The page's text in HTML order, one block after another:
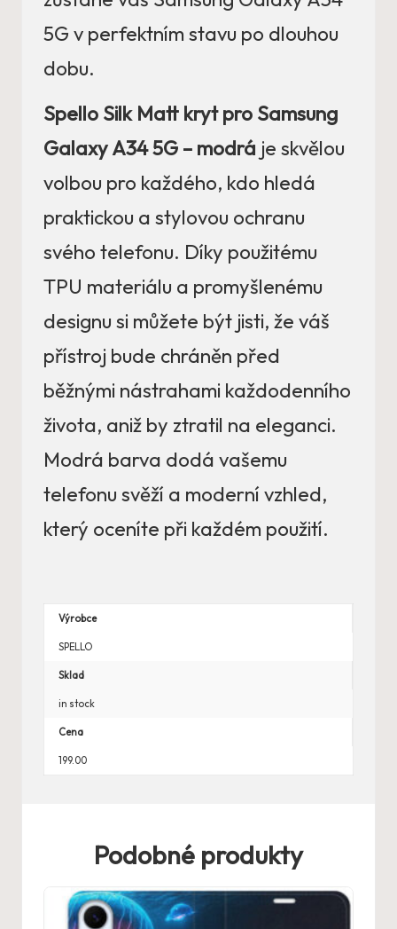
5G v perfektním stavu po dlouhou
dobu.
Spello Silk Matt kryt pro Samsung
Galaxy A34 5G – modrá je skvělou
volbou pro každého, kdo hledá
praktickou a stylovou ochranu
svého telefonu. Díky použitému
TPU materiálu a promyšlenému
designu si můžete být jisti, že váš
přístroj bude chráněn před
běžnými nástrahami každodenního
života, aniž by ztratil na eleganci.
Modrá barva dodá vašemu
telefonu svěží a moderní vzhled,
který oceníte při každém použití.
Výrobce
SPELLO
Sklad
in stock
Cena
199.00
Podobné produkty